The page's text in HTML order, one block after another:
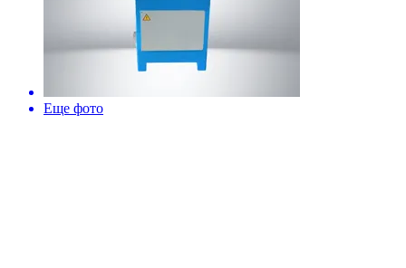
Еще фото